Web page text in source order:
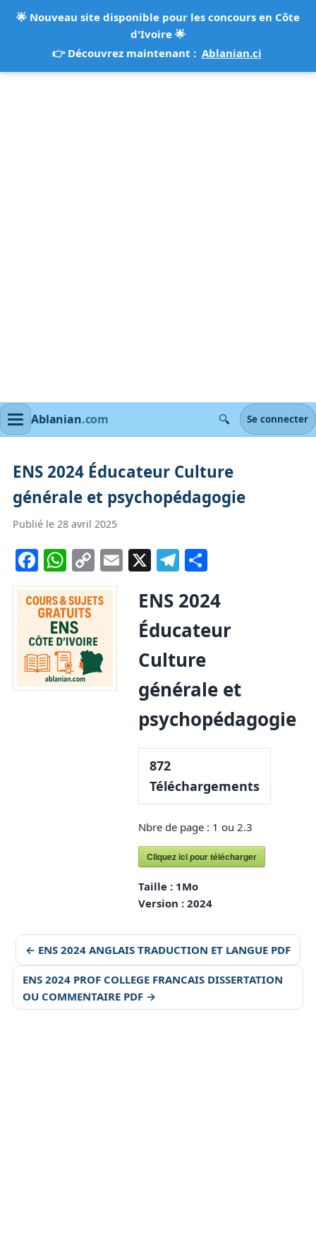
🌟 Nouveau site disponible pour les concours en Côte
d'Ivoire 🌟
👉 Découvrez maintenant : Ablanian.ci
Ablanian.com 🔍 Se connecter
ENS 2024 Éducateur Culture
générale et psychopédagogie
Publié le 28 avril 2025
Facebook
WhatsApp
Copy
Link
Email
X Telegram
Partager
ENS 2024
Éducateur
Culture
générale et
psychopédagogie
872
Téléchargements
Nbre de page : 1 ou 2.3
Cliquez ici pour télécharger
Taille : 1Mo
Version :2024
← ENS 2024 ANGLAIS TRADUCTION ET LANGUE PDF
ENS 2024 PROF COLLEGE FRANCAIS DISSERTATION
OU COMMENTAIRE PDF →